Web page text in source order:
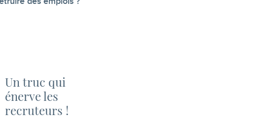
Un truc qui
énerve les
recruteurs !